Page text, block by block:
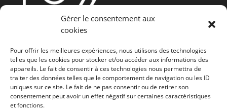
Gérer le consentement aux
cookies
Pour offrir les meilleures expériences, nous utilisons des technologies
telles que les cookies pour stocker et/ou accéder aux informations des
appareils. Le fait de consentir à ces technologies nous permettra de
traiter des données telles que le comportement de navigation ou les ID
uniques sur ce site. Le fait de ne pas consentir ou de retirer son
consentement peut avoir un effet négatif sur certaines caractéristiques
et fonctions.